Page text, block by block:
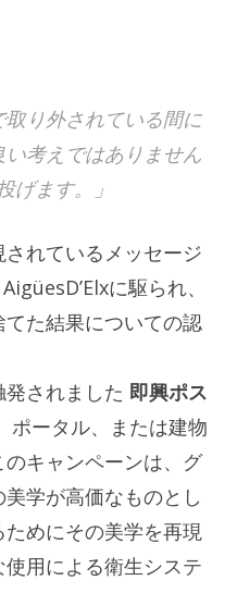
取り外されている間に
考えではありません
げます。」
れているメッセージ
に駆られ、
てた結果についての認
されました 即興ポス
ポータル、または建物
キャンペーンは、グ
学が高価なものとし
めにその美学を再現
用による衛生システ